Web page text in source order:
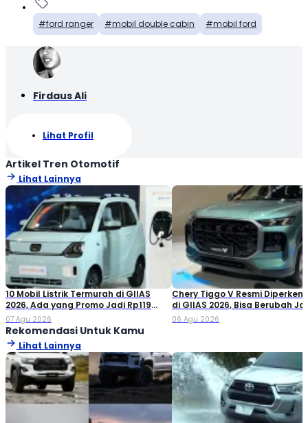
ford ranger mobil double cabin mobil ford
Firdaus Ali
Lihat Profil
Artikel Tren Otomotif
Lihat Lainnya
10 Mobil Listrik Termurah di GIIAS
2026, Ada yang Promo Jadi Rp119
Jutaan!
07 Agu 2026
Chery Tiggo V Resmi
di GIIAS 2026, Bisa Berubah
Double Cabin
06 Agu 2026
Rekomendasi Untuk Kamu
Lihat Lainnya